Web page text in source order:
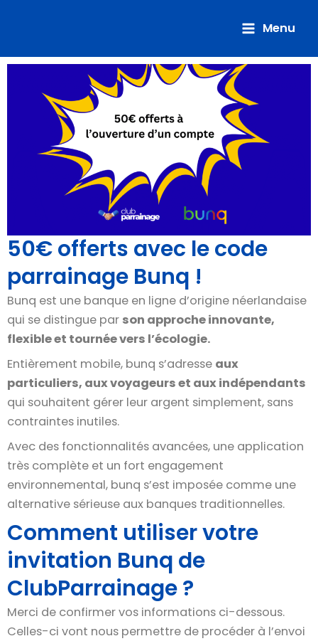
Menu
50€ offerts avec le code
parrainage Bunq !
Bunq est une banque en ligne d’origine néerlandaise
qui se distingue par son approche innovante,
flexible et tournée vers l’écologie.
Entièrement mobile, bunq s’adresse aux
particuliers, aux voyageurs et aux indépendants
qui souhaitent gérer leur argent simplement, sans
contraintes inutiles.
Avec des fonctionnalités avancées, une application
très complète et un fort engagement
environnemental, bunq s’est imposée comme une
alternative sérieuse aux banques traditionnelles.
Comment utiliser votre
invitation Bunq de
ClubParrainage ?
Merci de confirmer vos informations ci-dessous.
Celles-ci vont nous permettre de procéder à l’envoi